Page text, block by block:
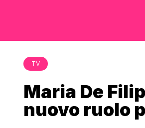
TV
Maria De
nuovo ruolo